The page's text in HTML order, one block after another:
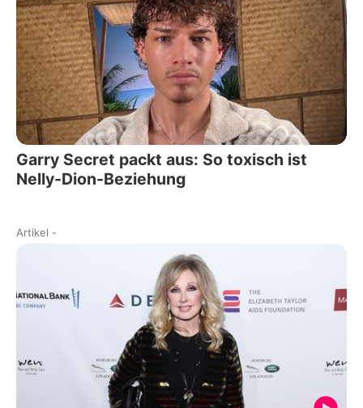
Garry Secret packt aus: So toxisch ist
Nelly-Dion-Beziehung
Artikel -